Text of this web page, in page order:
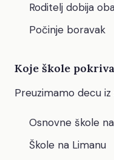
Roditelj dobija
Počinje boravak
Koje škole
Preuzimamo decu
Osnovne škole
Škole na Limanu